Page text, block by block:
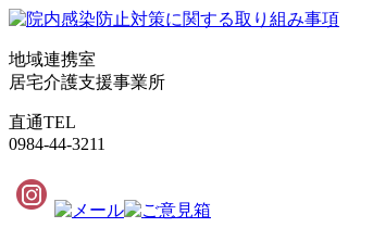
地域連携室
居宅介護支援事業所
直通TEL
0984-44-3211